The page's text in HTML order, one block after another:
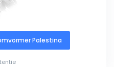
Palestina